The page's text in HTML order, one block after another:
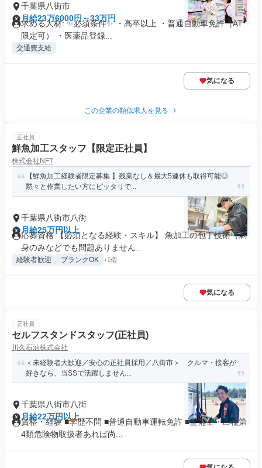
千葉県八街市
月給23万6000円～33万円
求める人材: ✨必須条件✨ ・高卒以上 ・普通自動車免許（AT
限定可） ・医薬品登録...
交通費支給
気になる
この企業の類似求人を見る
正社員
鮮魚加工スタッフ【限定正社員】
株式会社NFT
【鮮魚加工経験者限定募集 】残業なし＆最大5連休も取得可能◎
黙々と作業したい方にピッタリで...
千葉県八街市八街
月給25万円以上
応募資格 【必須となる経験・スキル】 魚加工の包丁技術（刺
身のみなどでも問題ありません...
経験者歓迎 ブランクOK +1個
気になる
正社員
セルフスタンドスタッフ(正社員)
川久石油株式会社
＜未経験者大歓迎／安心の正社員採用／八街市＞ クルマ・接客が
好きなら、当SSで活躍しません...
千葉県八街市八街
月給22万円以上
資格・経験 ■学歴不問 ■普通自動車運転免許 ■整備士・乙種第
4類危険物取扱者あれば尚...